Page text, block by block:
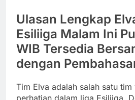
Ulasan Lengkap
Esiliiga Malam Ini
WIB Tersedia
dengan
Tim Elva adalah salah satu